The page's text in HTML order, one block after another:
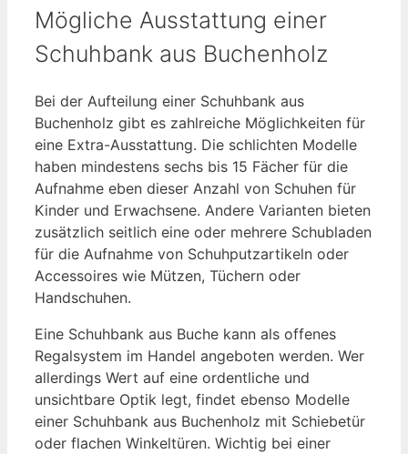
Mögliche Ausstattung einer
Schuhbank aus Buchenholz
Bei der Aufteilung einer Schuhbank aus
Buchenholz gibt es zahlreiche Möglichkeiten für
eine Extra-Ausstattung. Die schlichten Modelle
haben mindestens sechs bis 15 Fächer für die
Aufnahme eben dieser Anzahl von Schuhen für
Kinder und Erwachsene. Andere Varianten bieten
zusätzlich seitlich eine oder mehrere Schubladen
für die Aufnahme von Schuhputzartikeln oder
Accessoires wie Mützen, Tüchern oder
Handschuhen.
Eine Schuhbank aus Buche kann als offenes
Regalsystem im Handel angeboten werden. Wer
allerdings Wert auf eine ordentliche und
unsichtbare Optik legt, findet ebenso Modelle
einer Schuhbank aus Buchenholz mit Schiebetür
oder flachen Winkeltüren. Wichtig bei einer